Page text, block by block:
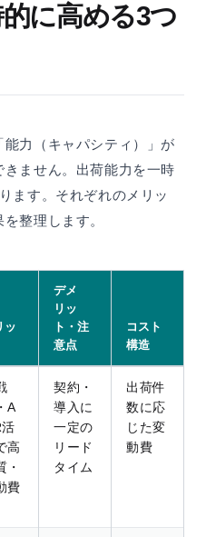
に高める3つ
力（キャパシティ）」が
ません。出荷能力を一時
ます。それぞれのメリッ
整理します。
ッ
デメ
リッ
ト・注
意点
コスト
構造
A
高
・
費
契約・
導入に
一定の
リード
タイム
出荷件
数に応
じた変
動費